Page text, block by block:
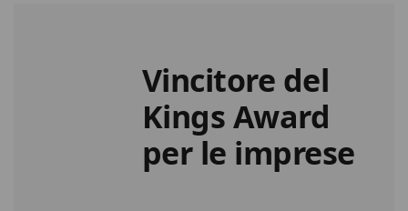
Vincitore del
Kings Award
per le imprese